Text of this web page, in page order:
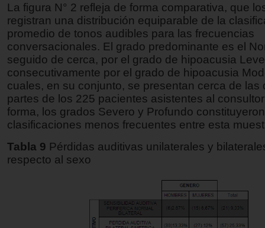
La figura N° 2 refleja de forma comparativa, que
registran una distribución equiparable de la
promedio de tonos audibles para las frecuencias
conversacionales. El grado predominante es el
seguido de cerca, por el grado de hipoacusia
consecutivamente por el grado de hipoacusia
cuales, en su conjunto, se presentan cerca de las
partes de los 225 pacientes asistentes al
forma, los grados Severo y Profundo
clasificaciones menos frecuentes entre esta
Tabla 9 Pérdidas auditivas unilaterales y
respecto al sexo